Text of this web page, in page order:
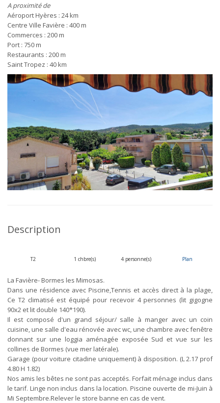
A proximité de
Aéroport Hyères : 24 km
Centre Ville Favière : 400 m
Commerces : 200 m
Port : 750 m
Restaurants : 200 m
Saint Tropez : 40 km
Description
T2 1 chbre(s) 4 personne(s) Plan
La Favière- Bormes les Mimosas.
Dans une résidence avec Piscine,Tennis et accès direct à la plage,
Ce T2 climatisé est équipé pour recevoir 4 personnes (lit gigogne
90x2 et lit double 140*190).
Il est composé d'un grand séjour/ salle à manger avec un coin
cuisine, une salle d'eau rénovée avec wc, une chambre avec fenêtre
donnant sur une loggia aménagée exposée Sud et vue sur les
collines de Bormes (vue mer latérale).
Garage (pour voiture citadine uniquement) à disposition. (L 2.17 prof
4.80 H 1.82)
Nos amis les bêtes ne sont pas acceptés. Forfait ménage inclus dans
le tarif. Linge non inclus dans la location. Piscine ouverte de mi-Juin à
Mi Septembre.Relever le store banne en cas de vent.